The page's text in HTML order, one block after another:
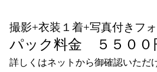
撮影+衣装１着+写真付きフ
パック料金　５５００
詳しくはネットから御確認いただ